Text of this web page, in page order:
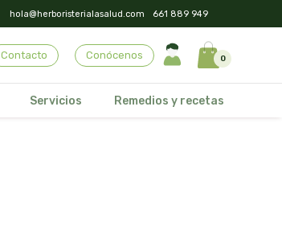
hola@herboristerialasalud.com 661 889 949
Contacto Conócenos 0
Servicios Remedios y recetas